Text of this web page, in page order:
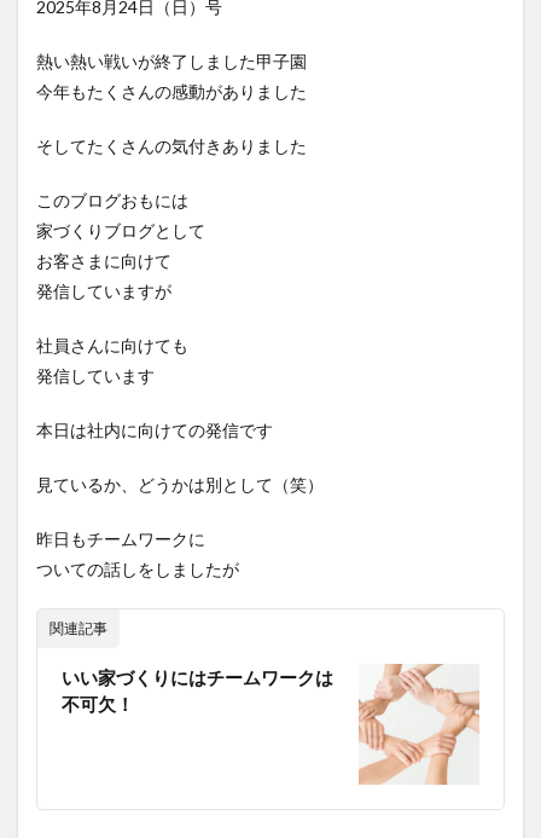
2025年8月24日（日）号
熱い熱い戦いが終了しました甲子園
今年もたくさんの感動がありました
そしてたくさんの気付きありました
このブログおもには
家づくりブログとして
お客さまに向けて
発信していますが
社員さんに向けても
発信しています
本日は社内に向けての発信です
見ているか、どうかは別として（笑）
昨日もチームワークに
ついての話しをしましたが
関連記事
いい家づくりにはチームワークは
不可欠！